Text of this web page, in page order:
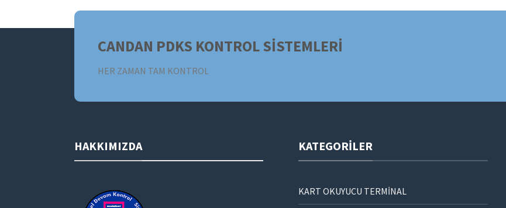
CANDAN PDKS KONTROL SİSTEMLERİ
HER ZAMAN TAM KONTROL
HAKKIMIZDA KATEGORILER
KART OKUYUCU TERMİNAL